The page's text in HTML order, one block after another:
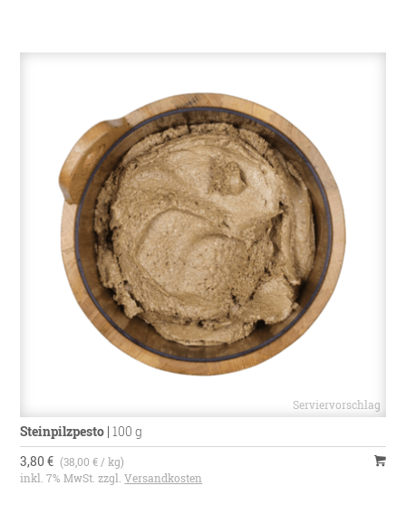
Steinpilzpesto |100 g
3,80 € (38,00 € / kg)
inkl. 7% MwSt. zzgl.Versandkosten